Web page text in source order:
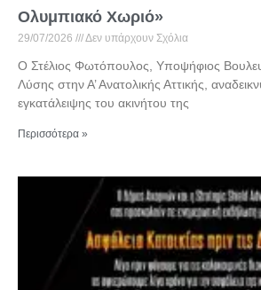
Ολυμπιακό Χωριό»
29/07/2026 Δεν υπάρχουν Σχόλια
Ο Στέλιος Φωτόπουλος, Υποψήφιος
Λύσης στην Α’ Ανατολικής Αττικής,
εγκατάλειψης του ακινήτου της
Περισσότερα »